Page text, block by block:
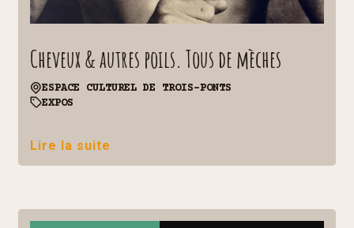
Cheveux & autres poils. Tous de mèches
ESPACE CULTUREL DE TROIS-PONTS
EXPOS
Lire la suite